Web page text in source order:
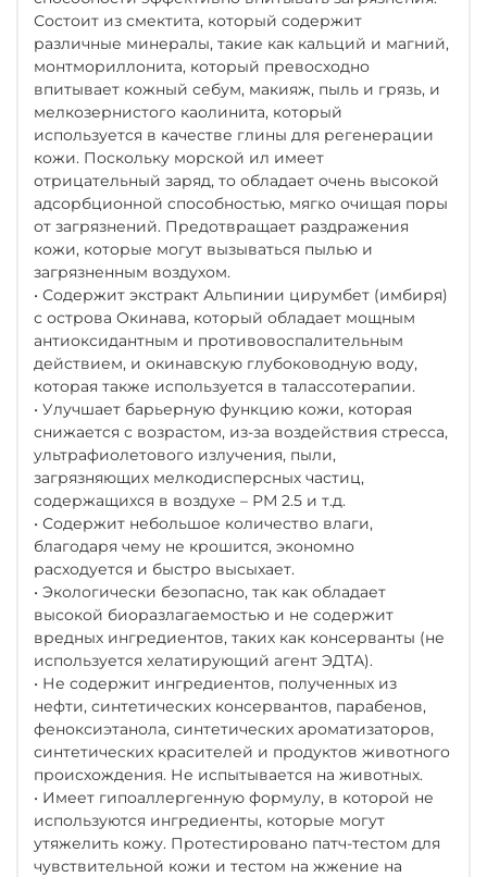
Состоит из смектита, который содержит
различные минералы, такие как кальций и магний,
монтмориллонита, который превосходно
впитывает кожный себум, макияж, пыль и грязь, и
мелкозернистого каолинита, который
используется в качестве глины для регенерации
кожи. Поскольку морской ил имеет
отрицательный заряд, то обладает очень высокой
адсорбционной способностью, мягко очищая поры
от загрязнений. Предотвращает раздражения
кожи, которые могут вызываться пылью и
загрязненным воздухом.
• Содержит экстракт Альпинии цирумбет (имбиря)
с острова Окинава, который обладает мощным
антиоксидантным и противовоспалительным
действием, и окинавскую глубоководную воду,
которая также используется в талассотерапии.
• Улучшает барьерную функцию кожи, которая
снижается с возрастом, из-за воздействия стресса,
ультрафиолетового излучения, пыли,
загрязняющих мелкодисперсных частиц,
содержащихся в воздухе – РМ 2.5 и т.д.
• Содержит небольшое количество влаги,
благодаря чему не крошится, экономно
расходуется и быстро высыхает.
• Экологически безопасно, так как обладает
высокой биоразлагаемостью и не содержит
вредных ингредиентов, таких как консерванты (не
используется хелатирующий агент ЭДТА).
• Не содержит ингредиентов, полученных из
нефти, синтетических консервантов, парабенов,
феноксиэтанола, синтетических ароматизаторов,
синтетических красителей и продуктов животного
происхождения. Не испытывается на животных.
• Имеет гипоаллергенную формулу, в которой не
используются ингредиенты, которые могут
утяжелить кожу. Протестировано патч-тестом для
чувствительной кожи и тестом на жжение на